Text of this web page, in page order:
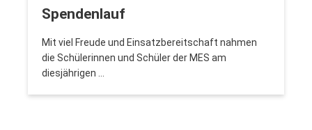
Spendenlauf
Mit viel Freude und Einsatzbereitschaft nahmen
die Schülerinnen und Schüler der MES am
diesjährigen …